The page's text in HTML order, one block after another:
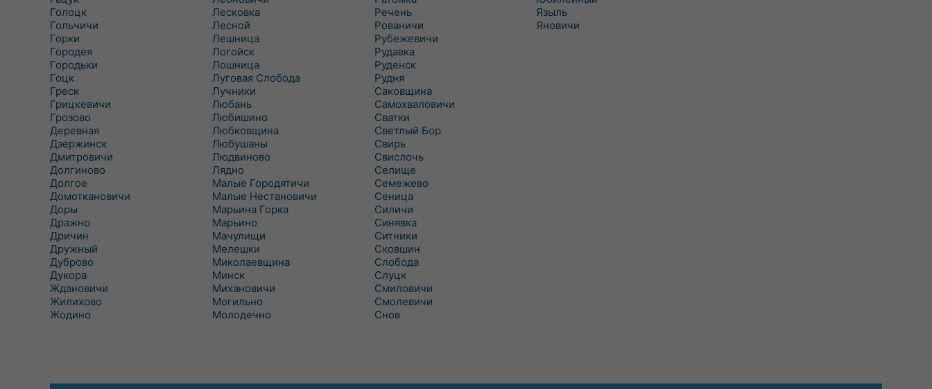
Голоцк
Гольчичи
Горки
Городея
Городьки
Гоцк
Греск
Грицкевичи
Грозово
Деревная
Дзержинск
Дмитровичи
Долгиново
Долгое
Домоткановичи
Доры
Дражно
Дричин
Дружный
Дуброво
Дукора
Ждановичи
Жилихово
Жодино
Лесковка
Лесной
Лешница
Логойск
Лошница
Луговая Слобода
Лучники
Любань
Любишино
Любковщина
Любушаны
Людвиново
Лядно
Малые Городятичи
Малые Нестановичи
Марьина Горка
Марьино
Мачулищи
Мелешки
Миколаевщина
Минск
Михановичи
Могильно
Молодечно
Речень
Рованичи
Рубежевичи
Рудавка
Руденск
Рудня
Саковщина
Самохваловичи
Сватки
Светлый Бор
Свирь
Свислочь
Селище
Семежево
Сеница
Силичи
Синявка
Ситники
Сковшин
Слобода
Слуцк
Смиловичи
Смолевичи
Снов
Языль
Яновичи